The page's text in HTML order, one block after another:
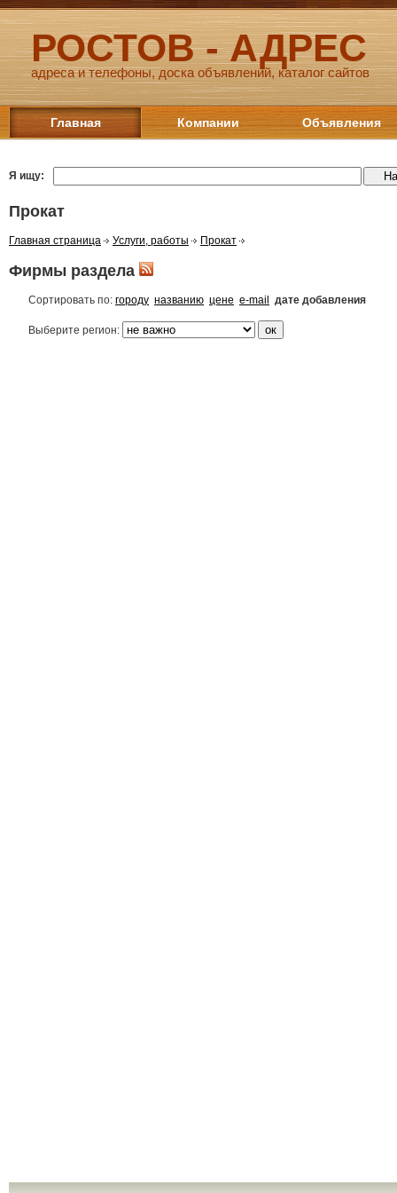
РОСТОВ - АДРЕС
адреса и телефоны, доска объявлений, каталог сайтов
Главная Компании Объявления
Я ищу:
Прокат
Главная страница Услуги, работы Прокат
Фирмы раздела
Сортировать по: городу названию цене e-mail дате добавления
Выберите регион: